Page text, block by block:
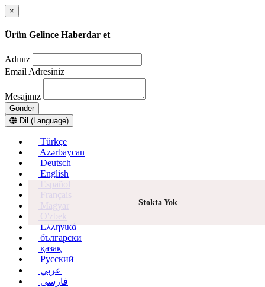
×
Ürün Gelince Haberdar et
Adınız
Email Adresiniz
Mesajınız
Gönder
Dil (Language)
Türkçe
Azərbaycan
Deutsch
English
Español
Français
Magyar
O'zbek
Ελληνικά
български
қазақ
Русский
عربي
فارسی
Stokta Yok